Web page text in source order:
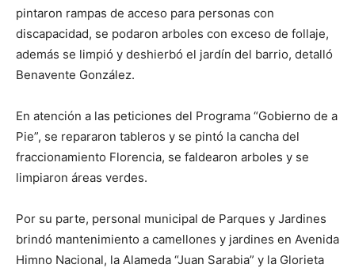
pintaron rampas de acceso para personas con
discapacidad, se podaron arboles con exceso de follaje,
además se limpió y deshierbó el jardín del barrio, detalló
Benavente González.
En atención a las peticiones del Programa “Gobierno de a
Pie”, se repararon tableros y se pintó la cancha del
fraccionamiento Florencia, se faldearon arboles y se
limpiaron áreas verdes.
Por su parte, personal municipal de Parques y Jardines
brindó mantenimiento a camellones y jardines en Avenida
Himno Nacional, la Alameda “Juan Sarabia” y la Glorieta